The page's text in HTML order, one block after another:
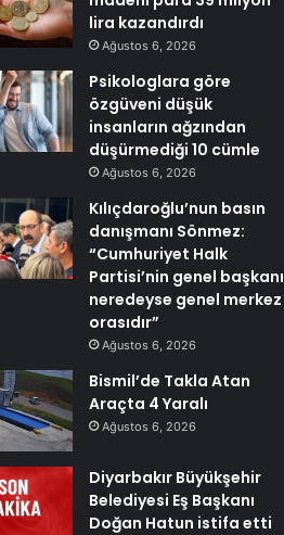
lira kazandırdı
Ağustos 6, 2026
Psikologlara göre
özgüveni düşük
insanların ağzından
düşürmediği 10 cümle
Ağustos 6, 2026
Kılıçdaroğlu’nun basın
danışmanı Sönmez:
“Cumhuriyet Halk
Partisi’nin genel başkanı
neredeyse genel merkez
orasıdır”
Ağustos 6, 2026
Bismil’de Takla Atan
Araçta 4 Yaralı
Ağustos 6, 2026
Diyarbakır Büyükşehir
Belediyesi Eş Başkanı
Doğan Hatun istifa etti